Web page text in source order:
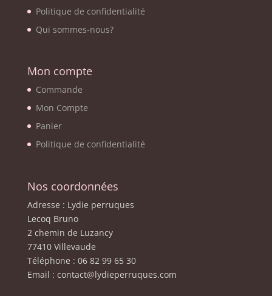
Politique de confidentialité
Qui sommes-nous?
Mon compte
Commande
Mon Compte
Panier
Politique de confidentialité
Nos coordonnées
Adresse : Lydie perruques
Lecoq Bruno
2 chemin de Luzancy
77410 Villevaude
Téléphone : 06 82 99 65 30
Email : contact@lydieperruques.com